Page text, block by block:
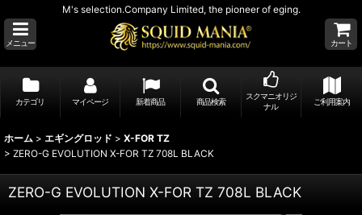
M's selection.Company Limited, the pioneer of eging.
メニュー カート
カテゴリ マイページ 新着商品 商品検索
スクマニオリジ
ナル
ご利用案内
ホーム > エギングロッド > X-FOR TZ
> ZERO-G EVOLUTION X-FOR TZ 708L BLACK
ZERO-G EVOLUTION X-FOR TZ 708L BLACK